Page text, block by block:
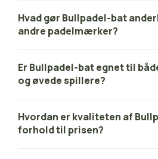
Hvad gør Bullpadel-bat
andre padelmærker?
Er Bullpadel-bat egnet til
og øvede spillere?
Hvordan er kvaliteten af
forhold til prisen?